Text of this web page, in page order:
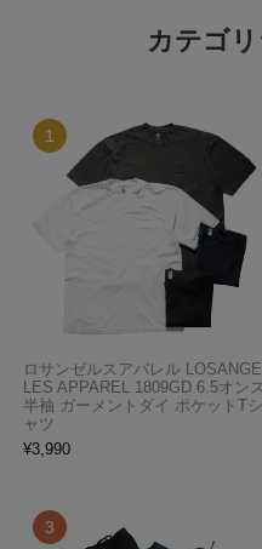
カテゴ
ロサンゼルスアパレル LOSANGE
LES APPAREL 1809GD 6.5オンス
半袖 ガーメントダイ ポケットTシ
ャツ
¥3,990